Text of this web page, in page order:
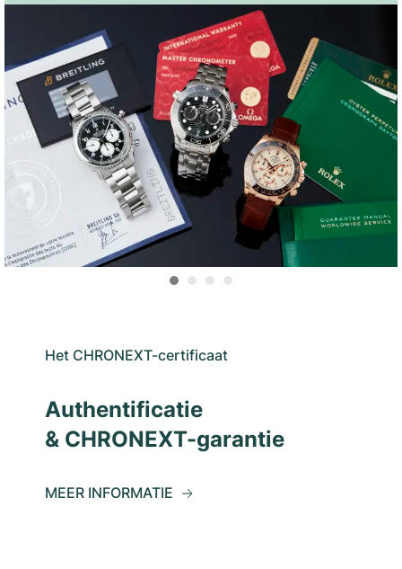
Het CHRONEXT-certificaat
Authentificatie
& CHRONEXT-garantie
MEER INFORMATIE